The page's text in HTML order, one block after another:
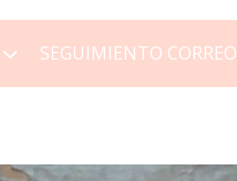
SEGUIMIENTO